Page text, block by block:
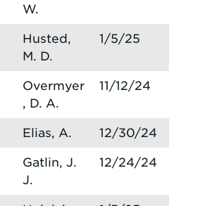
W.
Husted,
M. D.
1/5/25
Overmyer
, D. A.
11/12/24
Elias, A. 12/30/24
Gatlin, J.
J.
12/24/24